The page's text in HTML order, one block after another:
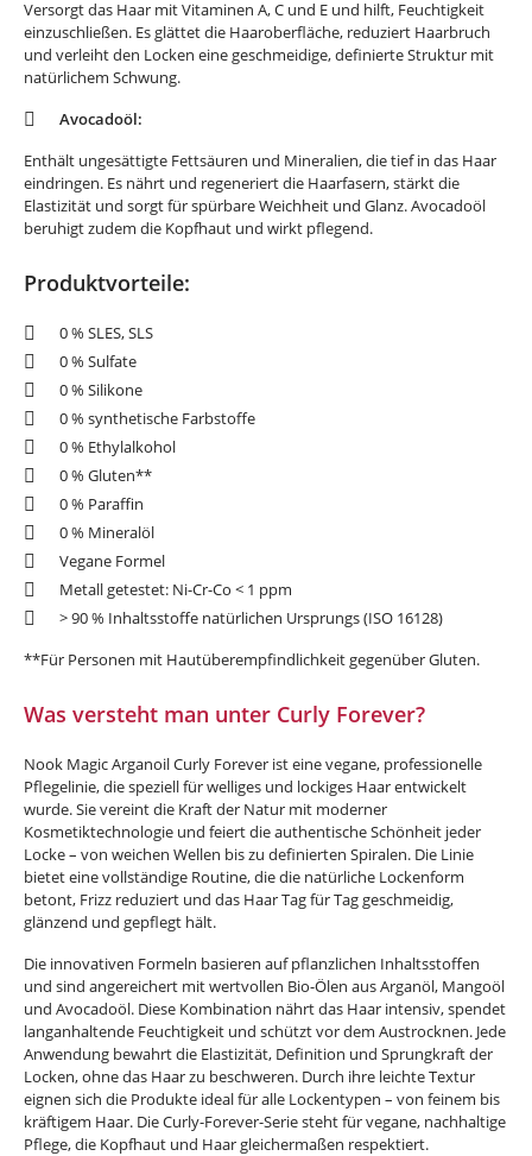
Versorgt das Haar mit Vitaminen A, C und E und hilft, Feuchtigkeit
einzuschließen. Es glättet die Haaroberfläche, reduziert Haarbruch
und verleiht den Locken eine geschmeidige, definierte Struktur mit
natürlichem Schwung.
Avocadoöl:
Enthält ungesättigte Fettsäuren und Mineralien, die tief in das Haar
eindringen. Es nährt und regeneriert die Haarfasern, stärkt die
Elastizität und sorgt für spürbare Weichheit und Glanz. Avocadoöl
beruhigt zudem die Kopfhaut und wirkt pflegend.
Produktvorteile:
0 % SLES, SLS
0 % Sulfate
0 % Silikone
0 % synthetische Farbstoffe
0 % Ethylalkohol
0 % Gluten**
0 % Paraffin
0 % Mineralöl
Vegane Formel
Metall getestet: Ni-Cr-Co < 1 ppm
> 90 % Inhaltsstoffe natürlichen Ursprungs (ISO 16128)
**Für Personen mit Hautüberempfindlichkeit gegenüber Gluten.
Was versteht man unter Curly Forever?
Nook Magic Arganoil Curly Forever ist eine vegane, professionelle
Pflegelinie, die speziell für welliges und lockiges Haar entwickelt
wurde. Sie vereint die Kraft der Natur mit moderner
Kosmetiktechnologie und feiert die authentische Schönheit jeder
Locke – von weichen Wellen bis zu definierten Spiralen. Die Linie
bietet eine vollständige Routine, die die natürliche Lockenform
betont, Frizz reduziert und das Haar Tag für Tag geschmeidig,
glänzend und gepflegt hält.
Die innovativen Formeln basieren auf pflanzlichen Inhaltsstoffen
und sind angereichert mit wertvollen Bio-Ölen aus Arganöl, Mangoöl
und Avocadoöl. Diese Kombination nährt das Haar intensiv, spendet
langanhaltende Feuchtigkeit und schützt vor dem Austrocknen. Jede
Anwendung bewahrt die Elastizität, Definition und Sprungkraft der
Locken, ohne das Haar zu beschweren. Durch ihre leichte Textur
eignen sich die Produkte ideal für alle Lockentypen – von feinem bis
kräftigem Haar. Die Curly-Forever-Serie steht für vegane, nachhaltige
Pflege, die Kopfhaut und Haar gleichermaßen respektiert.